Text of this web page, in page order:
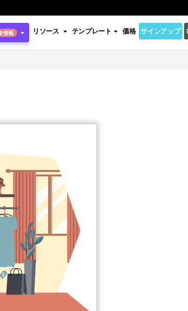
情報 リソース テンプレート 価格 サインアップ